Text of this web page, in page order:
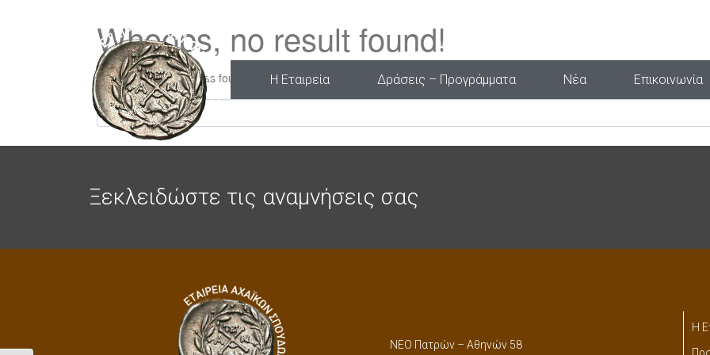
Η Εταιρεία Δράσεις – Προγράμματα Νέα Επικοινωνία
Whoops, no result found!
It looks like nothing was found at this location. Try a new search?
Search
Ξεκλειδώστε τις αναμνήσεις σας
ΝΕΟ Πατρών – Αθηνών 58
Η